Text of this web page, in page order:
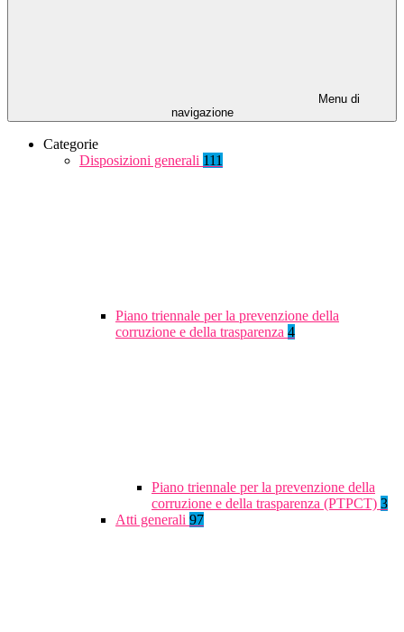
Menu di
navigazione
Categorie
Disposizioni generali 111
Piano triennale per la prevenzione della
corruzione e della trasparenza 4
Piano triennale per la prevenzione della
corruzione e della trasparenza (PTPCT) 3
Atti generali 97